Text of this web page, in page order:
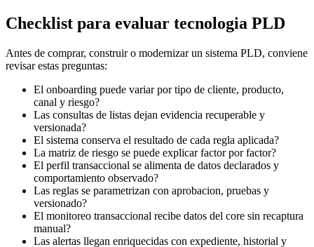
Checklist para evaluar tecnologia PLD
Antes de comprar, construir o modernizar un sistema PLD, conviene
revisar estas preguntas:
El onboarding puede variar por tipo de cliente, producto,
canal y riesgo?
Las consultas de listas dejan evidencia recuperable y
versionada?
El sistema conserva el resultado de cada regla aplicada?
La matriz de riesgo se puede explicar factor por factor?
El perfil transaccional se alimenta de datos declarados y
comportamiento observado?
Las reglas se parametrizan con aprobacion, pruebas y
versionado?
El monitoreo transaccional recibe datos del core sin recaptura
manual?
Las alertas llegan enriquecidas con expediente, historial y